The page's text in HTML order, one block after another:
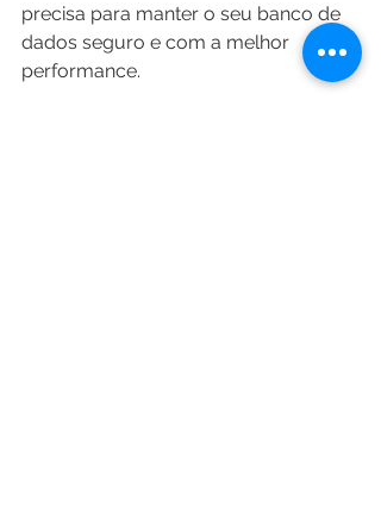
precisa para manter o seu banco de
dados seguro e com a melhor
performance.